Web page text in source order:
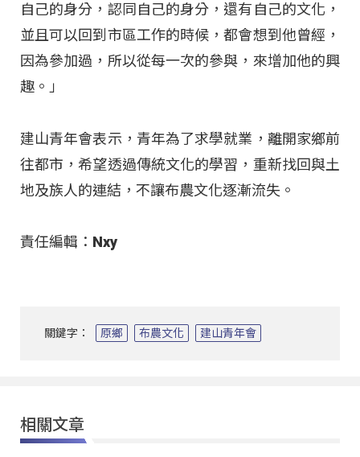
自己的身分，認同自己的身分，還有自己的文化，
並且可以回到市區工作的時候，都會想到他曾經，
因為參加過，所以從每一次的參與，來增加他的興
趣。」
建山青年會表示，青年為了求學就業，離開家鄉前
往都市，希望透過傳統文化的學習，重新找回與土
地及族人的連結，不讓布農文化逐漸流失。
責任編輯：Nxy
關鍵字： 原鄉 布農文化 建山青年會
相關文章